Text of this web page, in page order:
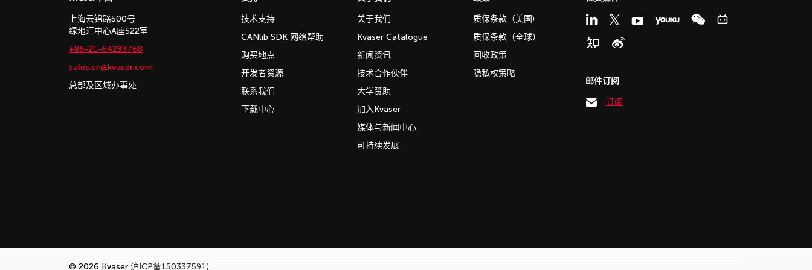
上海云锦路500号
绿地汇中心A座522室
+86-21-64283768
sales.cn@kvaser.com
总部及区域办事处
技术支持
CANlib SDK 网络帮助
购买地点
开发者资源
联系我们
下载中心
关于我们
Kvaser Catalogue
新闻资讯
技术合作伙伴
大学赞助
加入Kvaser
媒体与新闻中心
可持续发展
质保条款（美国)
质保条款（全球）
回收政策
隐私权策略
邮件订阅
订阅
© 2026 Kvaser 沪ICP备15033759号